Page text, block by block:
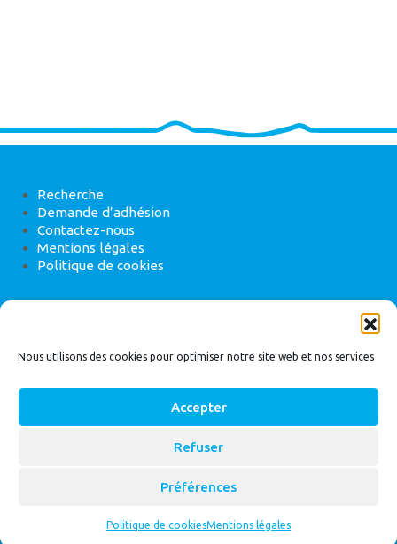
Nous utilisons des cookies pour optimiser notre site web et nos services
Accepter
Refuser
Préférences
Politique de cookiesMentions légales
Recherche
Demande d’adhésion
Contactez-nous
Mentions légales
Politique de cookies